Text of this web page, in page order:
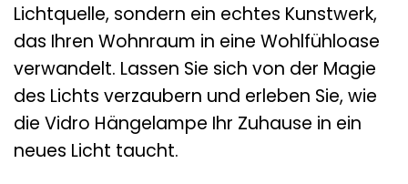
Lichtquelle, sondern ein echtes Kunstwerk,
das Ihren Wohnraum in eine Wohlfühloase
verwandelt. Lassen Sie sich von der Magie
des Lichts verzaubern und erleben Sie, wie
die Vidro Hängelampe Ihr Zuhause in ein
neues Licht taucht.